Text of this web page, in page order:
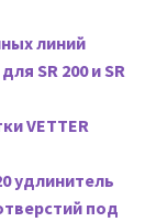
линий
SR 200 и SR
VETTER
удлинитель
под